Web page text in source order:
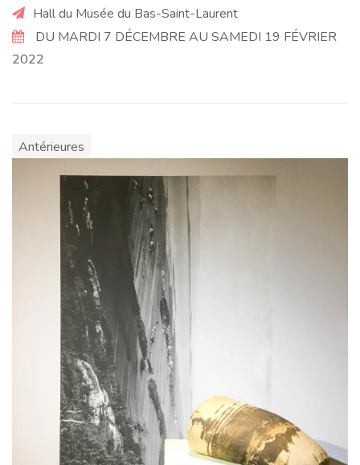
Hall du Musée du Bas-Saint-Laurent
DU MARDI 7 DÉCEMBRE AU SAMEDI 19 FÉVRIER
2022
Antérieures